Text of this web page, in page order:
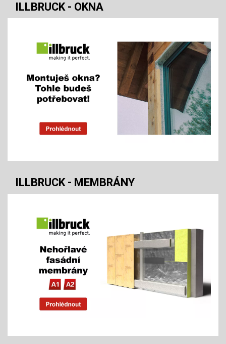
ILLBRUCK - OKNA
ILLBRUCK - MEMBRÁNY